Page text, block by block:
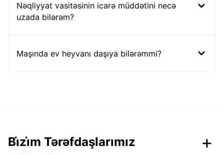
Nəqliyyat vasitəsinin icarə müddətini necə
uzada bilərəm?
Maşında ev heyvanı daşıya bilərəmmi?
Bi̇zi̇m Tərəfdaşlarımız